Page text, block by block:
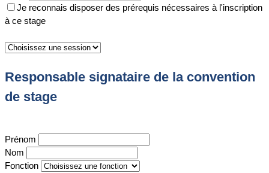
Je reconnais disposer des prérequis nécessaires à l'inscription
à ce stage
Responsable signataire de la convention
de stage
Prénom
Nom
Fonction